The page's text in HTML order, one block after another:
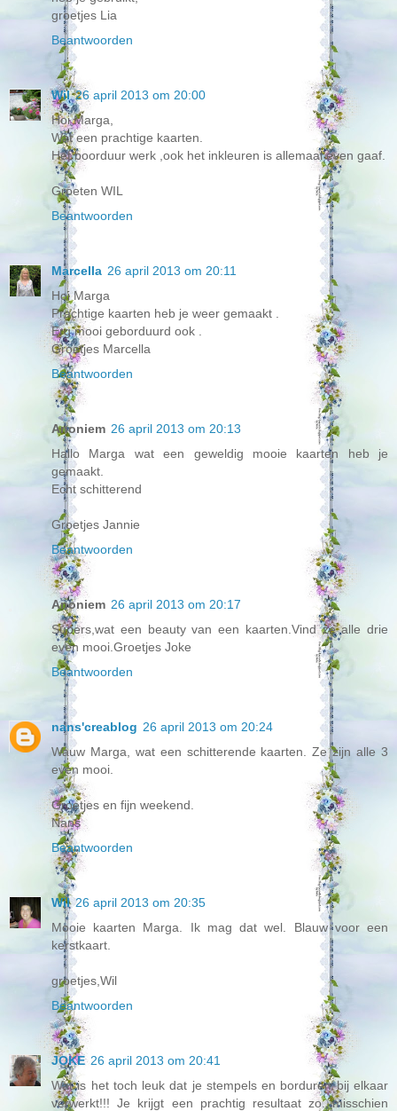
groetjes Lia
Beantwoorden
Wil 26 april 2013 om 20:00
Hoi Marga,
Wat een prachtige kaarten.
Het boorduur werk ,ook het inkleuren is allemaal even gaaf.
Groeten WIL
Beantwoorden
Marcella 26 april 2013 om 20:11
Hoi Marga
Prachtige kaarten heb je weer gemaakt .
Erg mooi geborduurd ook .
Groetjes Marcella
Beantwoorden
Anoniem 26 april 2013 om 20:13
Hallo Marga wat een geweldig mooie kaarten heb je
gemaakt.
Echt schitterend
Groetjes Jannie
Beantwoorden
Anoniem 26 april 2013 om 20:17
Supers,wat een beauty van een kaarten.Vind ze alle drie
even mooi.Groetjes Joke
Beantwoorden
nans'creablog 26 april 2013 om 20:24
Wauw Marga, wat een schitterende kaarten. Ze zijn alle 3
even mooi.
Groetjes en fijn weekend.
Nans
Beantwoorden
Wil 26 april 2013 om 20:35
Mooie kaarten Marga. Ik mag dat wel. Blauw voor een
kerstkaart.
groetjes,Wil
Beantwoorden
JOKE 26 april 2013 om 20:41
Wat is het toch leuk dat je stempels en borduren bij elkaar
verwerkt!!! Je krijgt een prachtig resultaat zo...misschien